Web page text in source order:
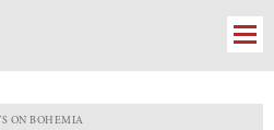
ON BOHEMIA